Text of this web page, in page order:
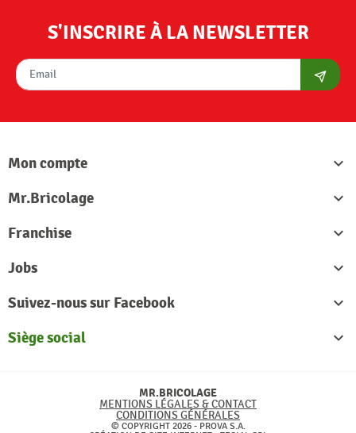
S'INSCRIRE À LA NEWSLETTER
Mon compte

Mr.Bricolage

Franchise

Jobs

Suivez-nous sur Facebook

Siège social

MR.BRICOLAGE
MENTIONS LÉGALES & CONTACT
CONDITIONS GÉNÉRALES
© COPYRIGHT 2026 - PROVA S.A.